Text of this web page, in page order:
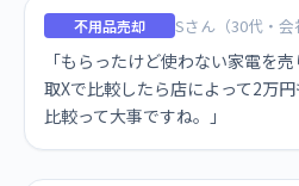
不用品売却 Sさん（30代・会
「もらったけど使わない家電を
取Xで比較したら店によって2万円
比較って大事ですね。」